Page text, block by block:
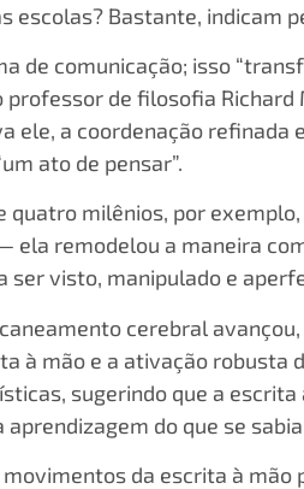
escolas? Bastante, indicam
de comunicação; isso
de filosofia Richard
ele, a coordenação
ato de pensar”.
quatro milênios, por
ela remodelou a maneira
ser visto, manipulado e
cerebral
à mão e a ativação robusta
sugerindo que a
do que se
da escrita à mão